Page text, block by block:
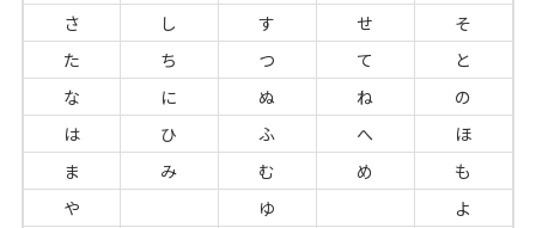
さ
し す せ
そ
た
ち つ て
と
な
に ぬ ね
の
は
ひ ふ へ
ほ
ま
み む め
も
や
ゆ
よ